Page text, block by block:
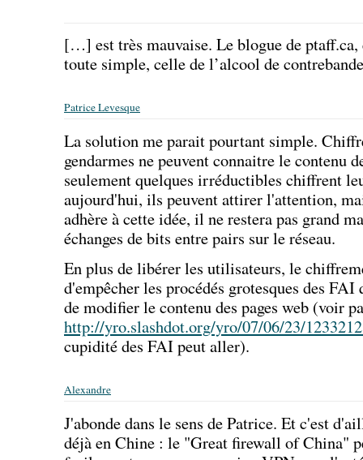
[…] est très mauvaise. Le blogue de
toute simple, celle de l’alcool de
Patrice Levesque
La solution me parait pourtant simple.
gendarmes ne peuvent connaitre le contenu
seulement quelques irréductibles chiffrent
aujourd'hui, ils peuvent attirer l'attention,
adhère à cette idée, il ne restera pas grand
échanges de bits entre pairs sur le réseau.
En plus de libérer les utilisateurs, le
d'empêcher les procédés grotesques des
de modifier le contenu des pages web (voir
http://yro.slashdot.org/yro/07/06/23/
cupidité des FAI peut aller).
Alexandre
J'abonde dans le sens de Patrice. Et c'est
déjà en Chine : le "Great firewall of China"